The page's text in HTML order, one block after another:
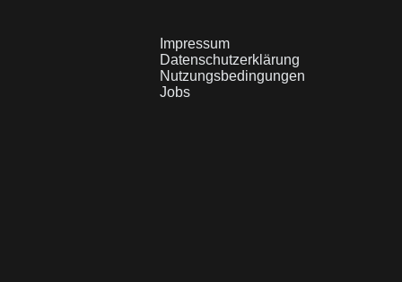
Impressum
Datenschutzerklärung
Nutzungsbedingungen
Jobs